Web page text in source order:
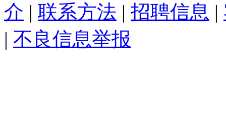
介 | 联系方法 | 招聘信息 |
| 不良信息举报